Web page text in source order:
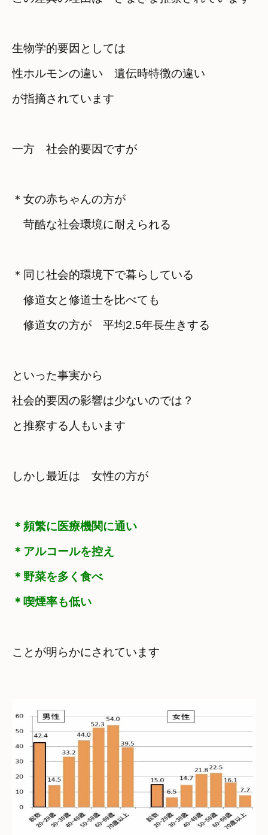
生物学的要因としては
性ホルモンの違い　遺伝時特徴の違い
が指摘されています
一方　社会的要因ですが
＊女の赤ちゃんの方が
苛酷な社会環境に耐えられる
＊同じ社会的環境下で暮らしている
修道女と修道士を比べても
修道女の方が　平均2.5年長生きする
といった事実から
社会的要因の影響は少ないのでは？
と推察する人もいます
＊頻繁に医療機関に通い
＊アルコールを控え
＊野菜を多く食べ
＊喫煙率も低い
こと が明らかにされています